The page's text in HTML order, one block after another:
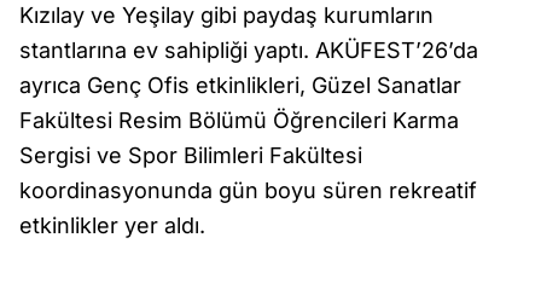
Kızılay ve Yeşilay gibi paydaş kurumların
stantlarına ev sahipliği yaptı. AKÜFEST’26’da
ayrıca Genç Ofis etkinlikleri, Güzel Sanatlar
Fakültesi Resim Bölümü Öğrencileri Karma
Sergisi ve Spor Bilimleri Fakültesi
koordinasyonunda gün boyu süren rekreatif
etkinlikler yer aldı.